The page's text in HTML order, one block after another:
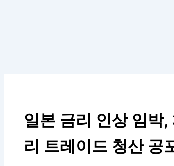
일본 금리 인상 임박
리 트레이드 청산 공